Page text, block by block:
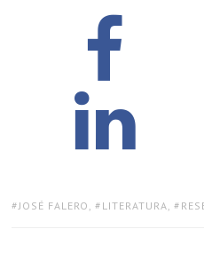
TAGS:
JOSÉ FALERO , LITERATURA,